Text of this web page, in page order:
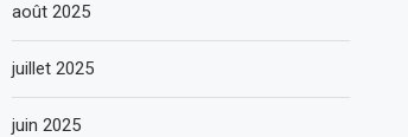
août 2025
juillet 2025
juin 2025